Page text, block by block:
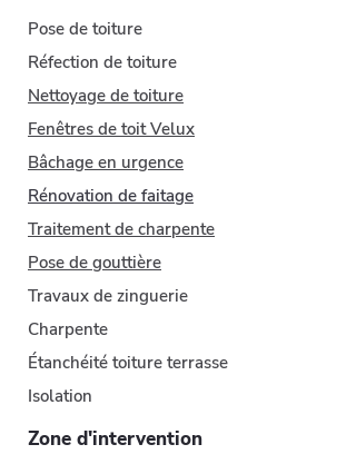
Pose de toiture
Réfection de toiture
Nettoyage de toiture
Fenêtres de toit Velux
​Bâchage en urgence
Rénovation de faitage
Traitement de charpente
Pose de gouttière
Travaux de zinguerie
Charpente
Étanchéité toiture terrasse
Isolation
Zone d'intervention